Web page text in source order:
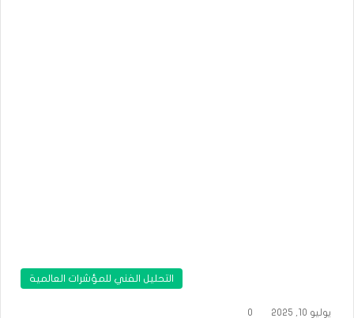
التحليل الفني للمؤشرات العالمية
يوليو 10, 2025 0